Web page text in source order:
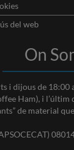
del web
On
i dijous de 18:00
Ham), i l’últim
de material